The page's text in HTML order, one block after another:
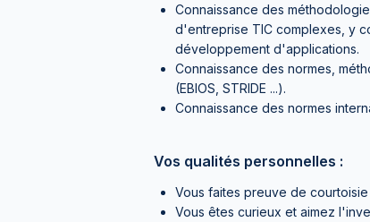
Connaissance des
d'entreprise TIC complexes, y
développement d'applications.
Connaissance des normes,
(EBIOS, STRIDE ...).
Connaissance des normes
Vos qualités personnelles :
Vous faites preuve de
Vous êtes curieux et aimez